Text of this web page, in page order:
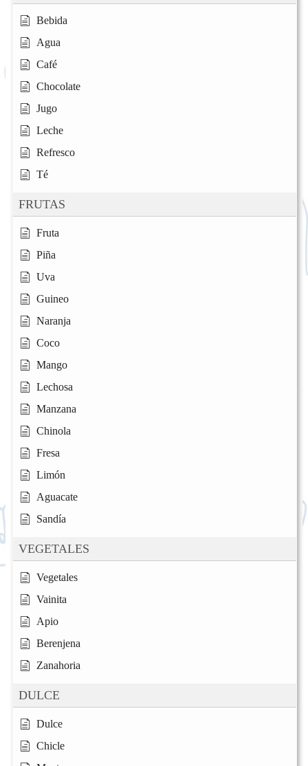
Bebida
Agua
Café
Chocolate
Jugo
Leche
Refresco
Té
FRUTAS
Fruta
Piña
Uva
Guineo
Naranja
Coco
Mango
Lechosa
Manzana
Chinola
Fresa
Limón
Aguacate
Sandía
VEGETALES
Vegetales
Vainita
Apio
Berenjena
Zanahoria
DULCE
Dulce
Chicle